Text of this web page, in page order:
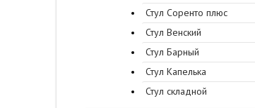
Стул Соренто плюс
Стул Венский
Стул Барный
Стул Капелька
Стул складной